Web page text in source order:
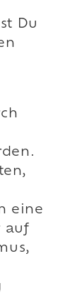
Du
eine
auf